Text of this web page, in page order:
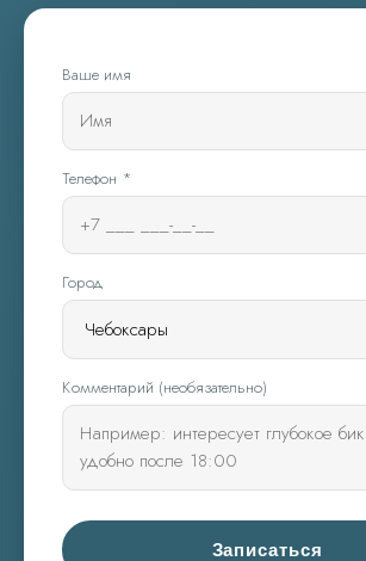
Ваше имя
Телефон *
Город
Комментарий (необязательно)
Записаться